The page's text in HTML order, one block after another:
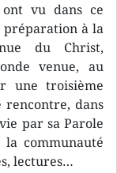
ont vu dans ce
à la
du Christ,
venue, au
une troisième
dans
par sa Parole
communauté
lectures…